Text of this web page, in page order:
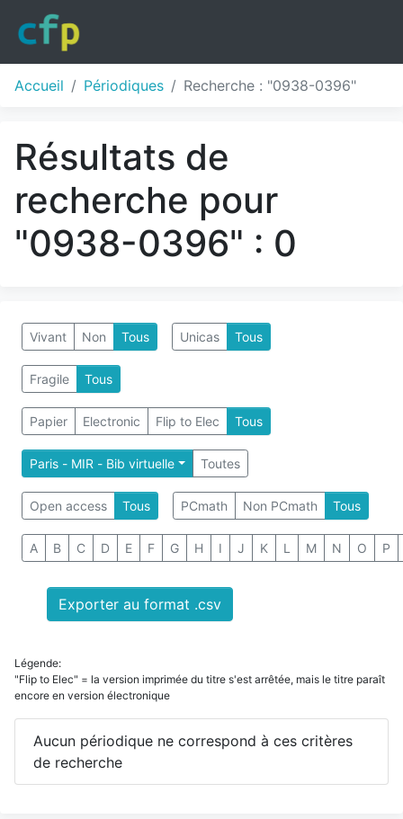
Accueil Périodiques Recherche : "0938-0396"
Résultats de
recherche pour
"0938-0396" : 0
Vivant Non Tous Unicas Tous
Fragile Tous
Papier Electronic Flip to Elec Tous
Paris - MIR - Bib virtuelle Toutes
Open access Tous PCmath Non PCmath Tous
A B C D E F G H I J K L M N O P
Exporter au format .csv
Légende:
"Flip to Elec" = la version imprimée du titre s'est arrêtée, mais le titre paraît
encore en version électronique
Aucun périodique ne correspond à ces critères
de recherche